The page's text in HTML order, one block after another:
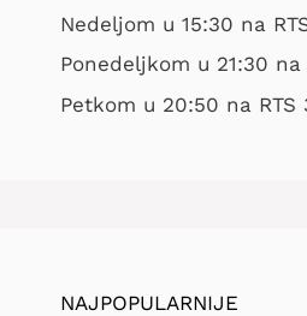
Nedeljom u 15:30 na
Ponedeljkom u 21:30 na
Petkom u 20:50 na RTS
NAJPOPULARNIJE